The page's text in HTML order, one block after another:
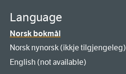
Language
Norsk bokmål
Norsk nynorsk (ikkje tilgjengeleg)
English (not available)